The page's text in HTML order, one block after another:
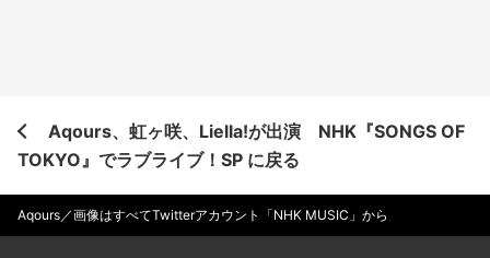
Aqours、虹ヶ咲、Liella!が出演 NHK『SONGS OF
TOKYO』でラブライブ！SP に戻る
Aqours／画像はすべてTwitterアカウント「NHK MUSIC」から